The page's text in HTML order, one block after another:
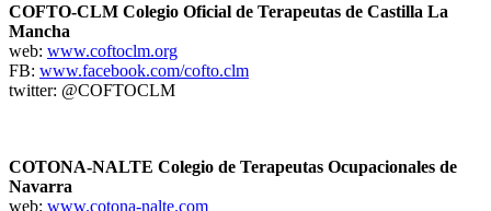
COFTO-CLM Colegio Oficial de Terapeutas de Castilla La
Mancha
web: www.coftoclm.org
FB: www.facebook.com/cofto.clm
twitter: @COFTOCLM
COTONA-NALTE Colegio de Terapeutas Ocupacionales de
Navarra
web: www.cotona-nalte.com